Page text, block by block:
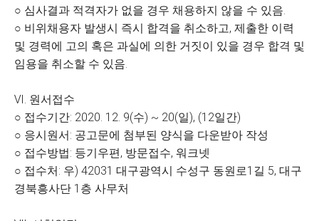
○ 심사결과 적격자가 없을 경우 채용하지 않을 수 있음.
○ 비위채용자 발생시 즉시 합격을 취소하고, 제출한 이력
및 경력에 고의 혹은 과실에 의한 거짓이 있을 경우 합격 및
임용을 취소할 수 있음.
Ⅵ. 원서접수
○ 접수기간: 2020. 12. 9(수) ~ 20(일), (12일간)
○ 응시원서: 공고문에 첨부된 양식을 다운받아 작성
○ 접수방법: 등기우편, 방문접수, 워크넷
○ 접수처: 우) 42031 대구광역시 수성구 동원로1길 5, 대구
경북흥사단 1층 사무처